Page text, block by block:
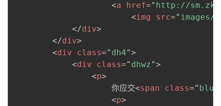
<a href=" http://
<img src="
</div>
</div>
<div class=" dh4">
<div class=" dhwz ">
<p>
                    你应交
<span class=" blue
<p>